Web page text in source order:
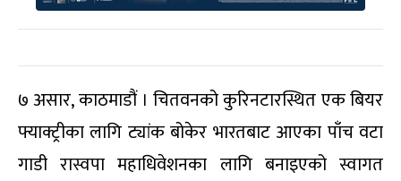
७ असार, काठमाडौं । चितवनको कुरिनटारस्थित एक बियर
फ्याक्ट्रीका लागि ट्यांक बोकेर भारतबाट आएका पाँच वटा
गाडी रास्वपा महाधिवेशनका लागि बनाइएको स्वागत